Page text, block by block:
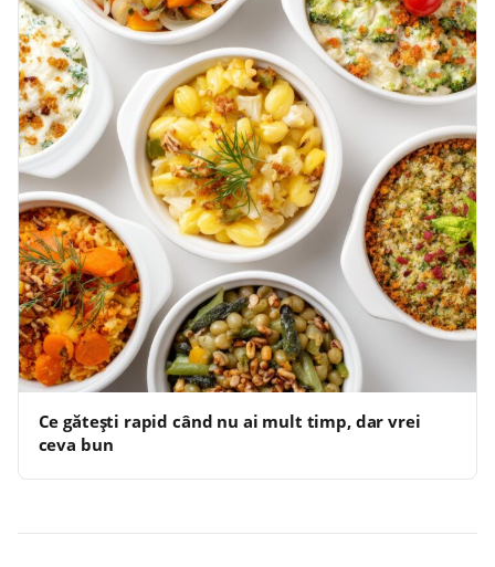
Ce gătești rapid când nu ai mult timp, dar vrei
ceva bun